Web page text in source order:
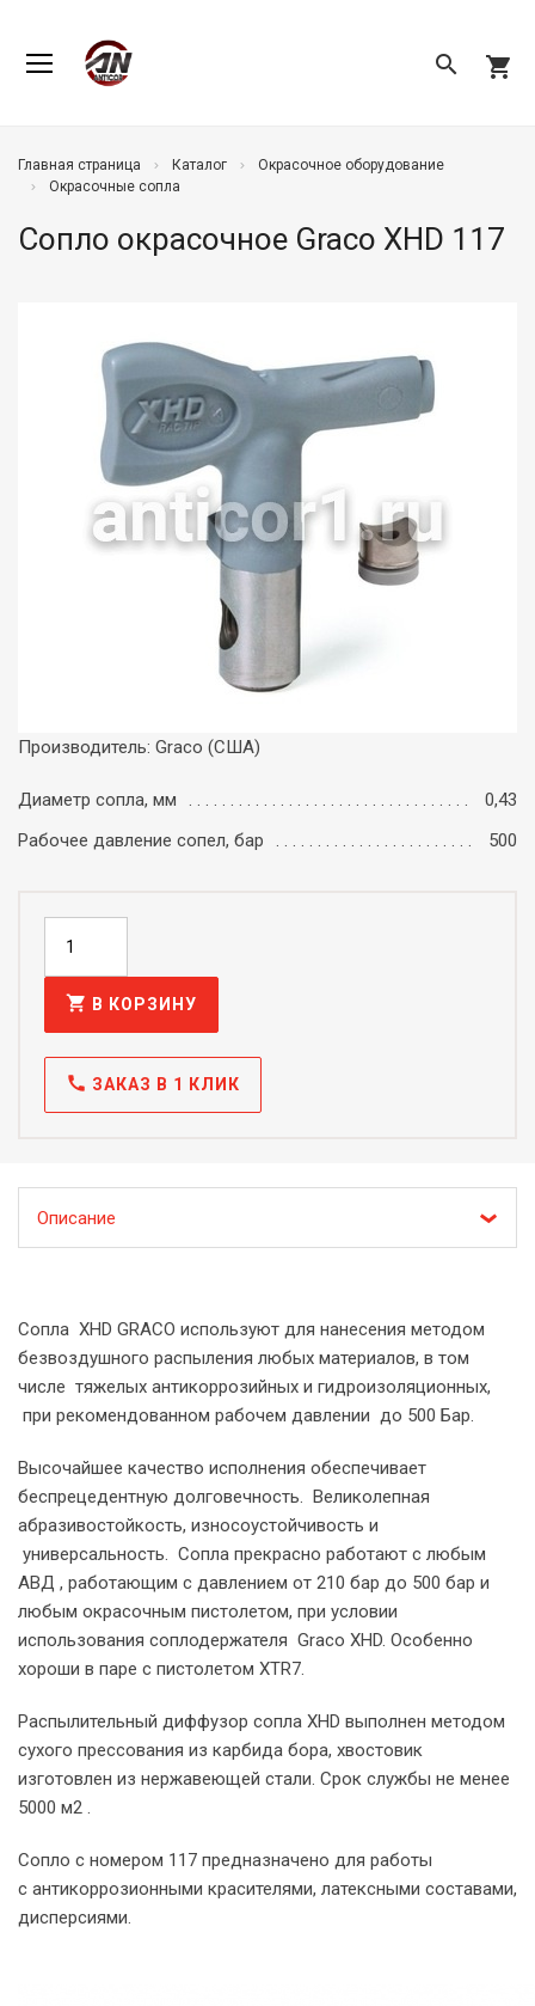
search shopping_cart
Главная страница Каталог
Окрасочное оборудование
Окрасочные сопла
Сопло окрасочное Graco XHD 117
Производитель: Graco (США)
Диаметр сопла, мм
0,43
Рабочее давление сопел, бар
500
shopping_cart В КОРЗИНУ
call ЗАКАЗ В 1 КЛИК
Описание
Сопла XHD GRACO используют для нанесения методом
безвоздушного распыления любых материалов, в том
числе тяжелых антикоррозийных и гидроизоляционных,
при рекомендованном рабочем давлении до 500 Бар.
Высочайшее качество исполнения обеспечивает
беспрецедентную долговечность. Великолепная
абразивостойкость, износоустойчивость и
универсальность. Сопла прекрасно работают с любым
АВД , работающим с давлением от 210 бар до 500 бар и
любым окрасочным пистолетом, при условии
использования соплодержателя Graco XHD. Особенно
хороши в паре с пистолетом XTR7.
Распылительный диффузор сопла XHD выполнен методом
сухого прессования из карбида бора, хвостовик
изготовлен из нержавеющей стали. Срок службы не менее
5000 м2 .
Сопло с номером 117 предназначено для работы
с антикоррозионными красителями, латексными составами,
дисперсиями.